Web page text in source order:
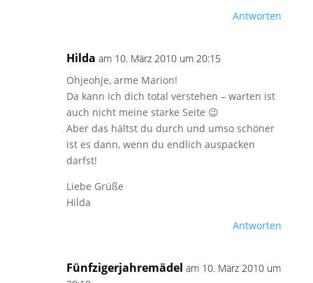
Antworten
Hilda am 10. März 2010 um 20:15
Ohjeohje, arme Marion!
Da kann ich dich total verstehen – warten ist
auch nicht meine starke Seite 😉
Aber das hältst du durch und umso schöner
ist es dann, wenn du endlich auspacken
darfst!
Liebe Grüße
Hilda
Antworten
Fünfzigerjahremädel am 10. März 2010 um